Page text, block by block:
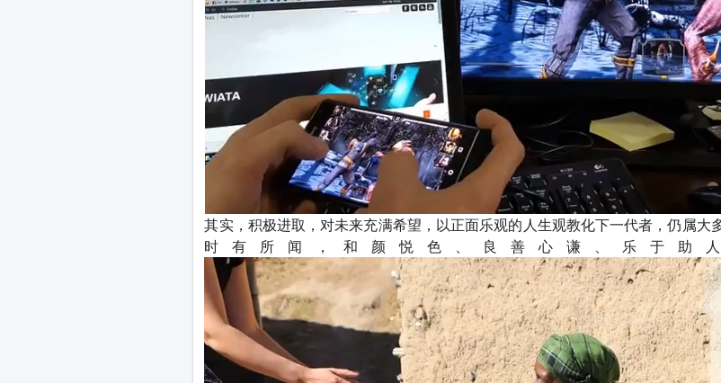
其实，积极进取，对未来充满希望，以正面乐观的人生观教化下一代者，仍属大
时有所闻，和颜悦色、良善心谦、乐于助